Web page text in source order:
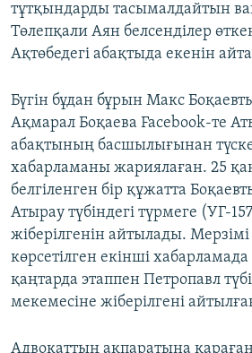
тұтқындарды тасымалдайтын
Төлепқали Аян белсенділер
Ақтөбедегі абақтыда екенін
Бүгін бұдан бұрын Макс
Ақмарал Боқаева Facebook-те
абақтының басшылығынан
хабарламаны жариялаған. 25
белгіленген бір құжатта
Атырау түбіндегі түрмеге (УГ-
жіберілгенін айтылады.
көрсетілген екінші
қаңтарда этаппен Петропавл
мекемесіне жіберілгені
Адвокаттың ақпаратына